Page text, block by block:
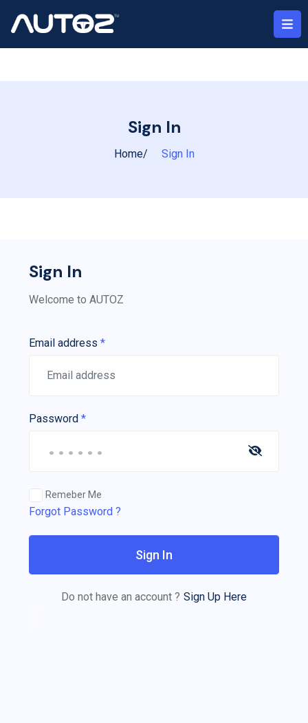
Sign In
Home Sign In
Sign In
Welcome to AUTOZ
Email address *
Password *
Remeber Me
Forgot Password ?
Sign In
Do not have an account ? Sign Up Here